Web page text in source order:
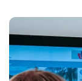
Tools
Entdecken